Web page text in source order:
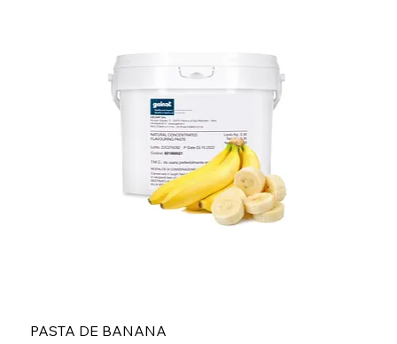
PASTA DE BANANA